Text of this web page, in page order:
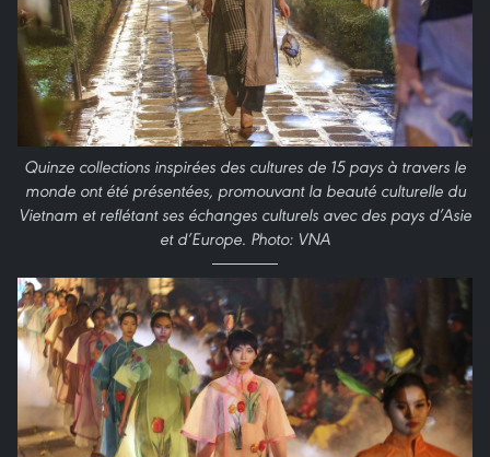
Quinze collections inspirées des cultures de 15 pays à travers le
monde ont été présentées, promouvant la beauté culturelle du
Vietnam et reflétant ses échanges culturels avec des pays d’Asie
et d’Europe. Photo: VNA